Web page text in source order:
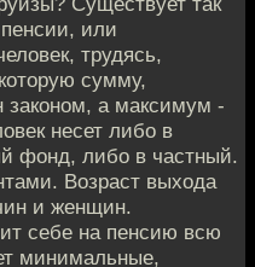
или
трудясь,
сумму,
законом, а максимум -
несет либо в
фонд, либо в частный.
Возраст выхода
и женщин.
себе на пенсию всю
минимальные,